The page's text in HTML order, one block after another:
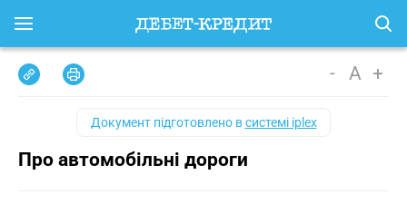
- A +
Документ підготовлено всистемі iplex
Про автомобільні дороги